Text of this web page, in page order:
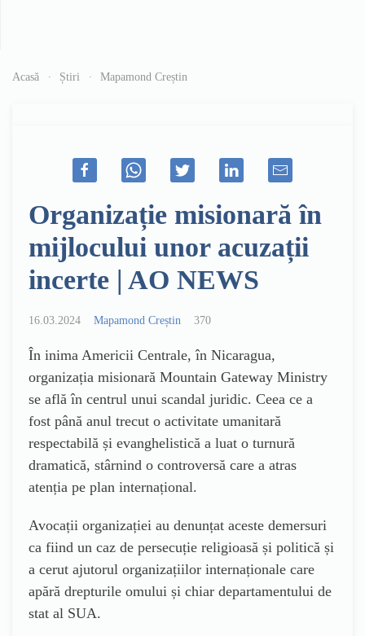
Acasă Știri Mapamond Creștin
Organizație misionară în
mijlocului unor acuzații
incerte | AO NEWS
16.03.2024 Mapamond Creștin 370
În inima Americii Centrale, în Nicaragua,
organizația misionară Mountain Gateway Ministry
se află în centrul unui scandal juridic. Ceea ce a
fost până anul trecut o activitate umanitară
respectabilă și evanghelistică a luat o turnură
dramatică, stârnind o controversă care a atras
atenția pe plan internațional.
Avocații organizației au denunțat aceste demersuri
ca fiind un caz de persecuție religioasă și politică și
a cerut ajutorul organizațiilor internaționale care
apără drepturile omului și chiar departamentului de
stat al SUA.